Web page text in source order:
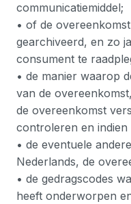
communicatiemiddel;
• of de
gearchiveerd, en zo
consument te
• de manier waarop
van de
de overeenkomst
controleren en indien
• de eventuele
Nederlands, de
• de gedragscodes
heeft onderworpen